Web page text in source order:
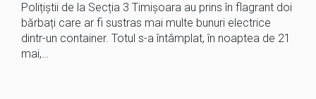
Polițiștii de la Secția 3 Timișoara au prins în flagrant doi
bărbați care ar fi sustras mai multe bunuri electrice
dintr-un container. Totul s-a întâmplat, în noaptea de 21
mai,…